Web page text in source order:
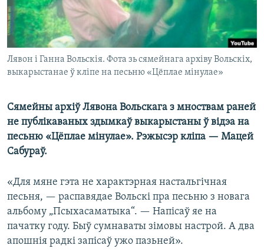
Лявон і Ганна Вольскія. Фота зь сямейнага архіву Вольскіх,
выкарыстанае ў кліпе на песьню «Цёплае мінулае»
Сямейны архіў Лявона Вольскага з мноствам раней
не публікаваных здымкаў выкарыстаны ў відэа на
песьню «Цёплае мінулае». Рэжысэр кліпа — Мацей
Сабураў.
«Для мяне гэта не характэрная настальгічная
песьня, — распавядае Вольскі пра песьню з новага
альбому „Псыхасаматыка“. — Напісаў яе на
пачатку году. Быў сумнаваты зімовы настрой. А два
апошнія радкі запісаў ужо пазьней».